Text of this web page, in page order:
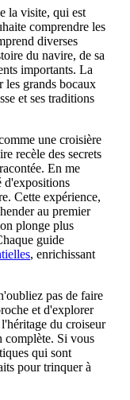
la visite, qui est
comprendre les
diverses
du navire, de sa
importants. La
les grands bocaux
et ses traditions
une croisière
recèle des secrets
En me
d'expositions
Cette expérience,
au premier
plonge plus
guide
, enrichissant
pas de faire
et d'explorer
du croiseur
complète. Si vous
qui sont
pour trinquer à